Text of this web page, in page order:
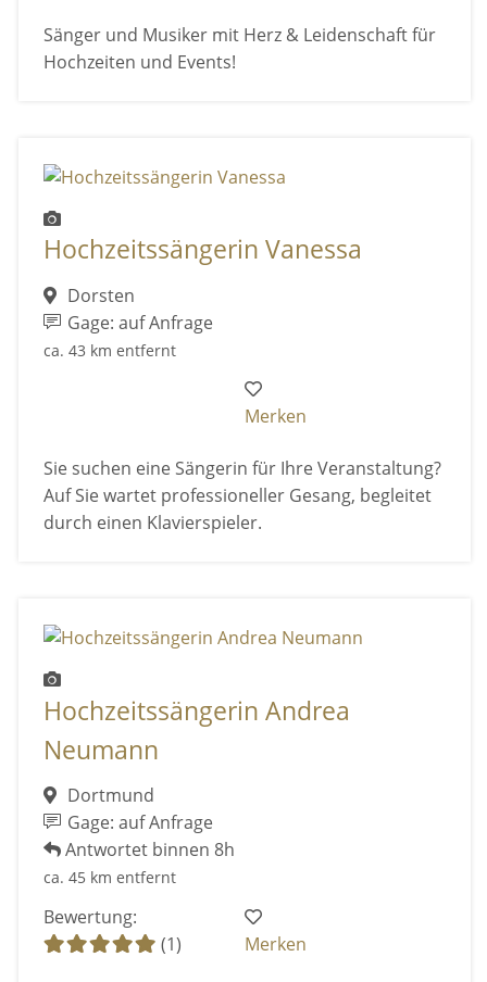
Sänger und Musiker mit Herz & Leidenschaft für
Hochzeiten und Events!
Hochzeitssängerin Vanessa
Dorsten
Gage: auf Anfrage
ca. 43 km entfernt
Merken
Sie suchen eine Sängerin für Ihre Veranstaltung?
Auf Sie wartet professioneller Gesang, begleitet
durch einen Klavierspieler.
Hochzeitssängerin Andrea
Neumann
Dortmund
Gage: auf Anfrage
Antwortet binnen 8h
ca. 45 km entfernt
Bewertung:
(1)
Merken